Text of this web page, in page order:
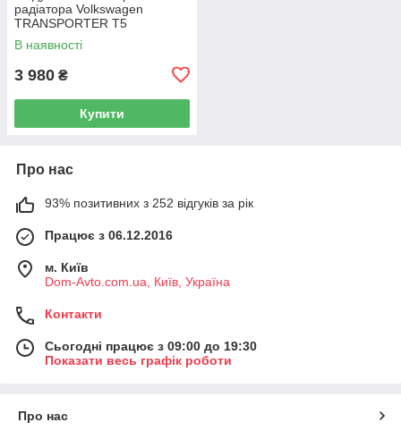
радіатора Volkswagen
TRANSPORTER T5
Фургон 03-15 7H0919506D
В наявності
3 980 ₴
Купити
Про нас
93% позитивних з 252 відгуків за рік
Працює з 06.12.2016
м. Київ
Dom-Avto.com.ua, Київ, Україна
Контакти
Сьогодні працює з 09:00 до 19:30
Показати весь графік роботи
Про нас